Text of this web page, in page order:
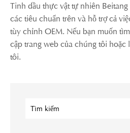
Tinh dầu thực vật tự nhiên
các tiêu chuẩn trên và hỗ trợ cả
tùy chỉnh OEM. Nếu bạn muốn
cập trang web của chúng tôi hoặc
tôi.